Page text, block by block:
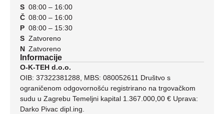
S
Č
P
S
N
08:00 – 16:00
08:00 – 16:00
08:00 – 15:30
Zatvoreno
Zatvoreno
Informacije
O-K-TEH d.o.o.
OIB: 37322381288, MBS: 080052611 Društvo s
ograničenom odgovornošću registrirano na trgovačkom
sudu u Zagrebu Temeljni kapital 1.367.000,00 € Uprava:
Darko Pivac dipl.ing.